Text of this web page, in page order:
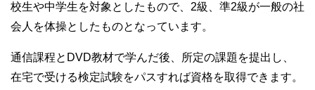
校生や中学生を対象としたもので、2級、準2級が一般の社
会人を体操としたものとなっています。
通信課程とDVD教材で学んだ後、所定の課題を提出し、
在宅で受ける検定試験をパスすれば資格を取得できます。